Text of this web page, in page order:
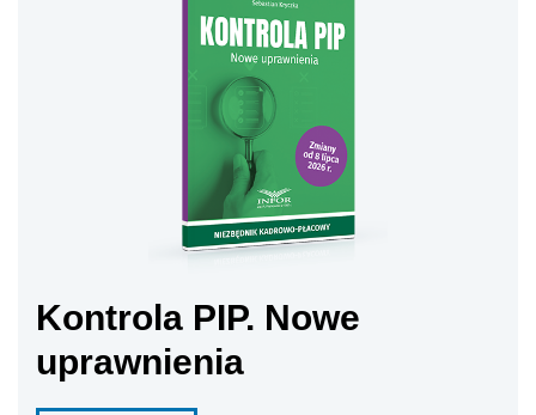
Kontrola PIP. Nowe
uprawnienia